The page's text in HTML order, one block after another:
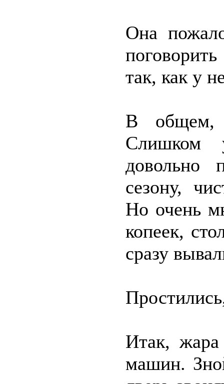
Она
так, как у
В общем,
Слишком
довольно
сезону,
Но очень
копеек,
сразу
Итак,
машин.